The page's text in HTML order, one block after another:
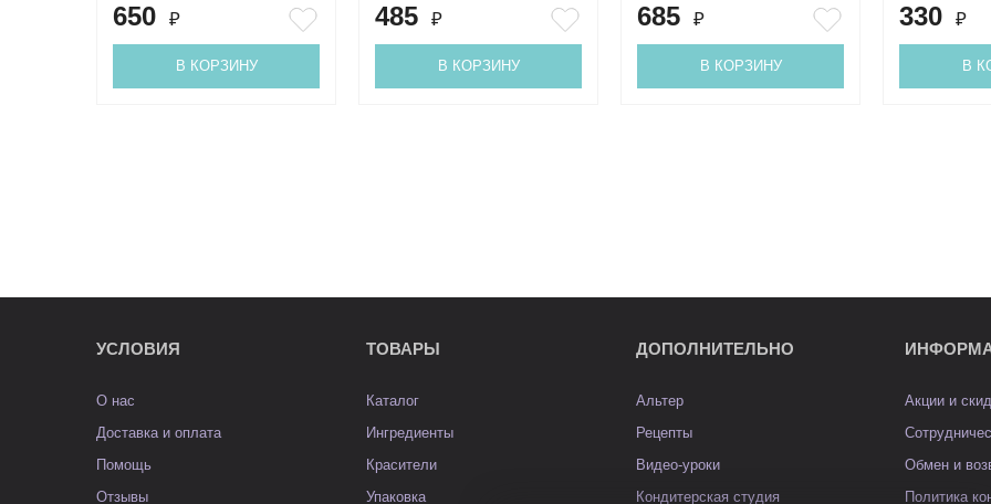
650 ₽
В КОРЗИНУ
485 ₽
В КОРЗИНУ
685 ₽
В КОРЗИНУ
330 ₽
В
УСЛОВИЯ
О нас
Доставка и оплата
Помощь
Отзывы
ТОВАРЫ
Каталог
Ингредиенты
Красители
Упаковка
ДОПОЛНИТЕЛЬНО
Альтер
Рецепты
Видео-уроки
Кондитерская студия
Акции и
Обмен и
Политика